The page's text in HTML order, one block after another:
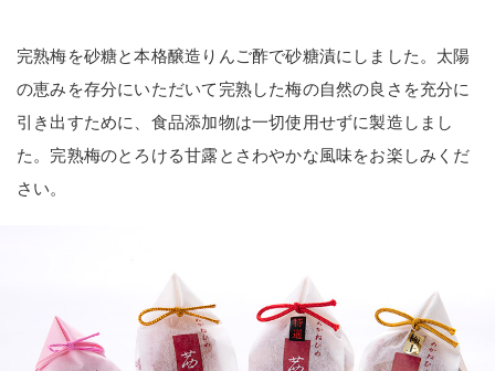
完熟梅を砂糖と本格醸造りんご酢で砂糖漬にしました。太陽
の恵みを存分にいただいて完熟した梅の自然の良さを充分に
引き出すために、食品添加物は一切使用せずに製造しまし
た。完熟梅のとろける甘露とさわやかな風味をお楽しみくだ
さい。